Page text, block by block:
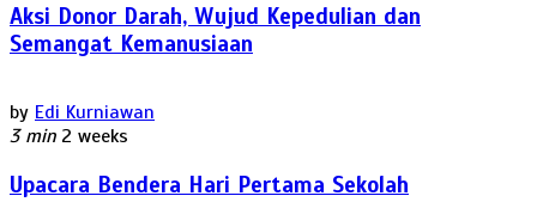
Aksi Donor Darah, Wujud Kepedulian dan
Semangat Kemanusiaan
by Edi Kurniawan
3 min 2 weeks
Upacara Bendera Hari Pertama Sekolah